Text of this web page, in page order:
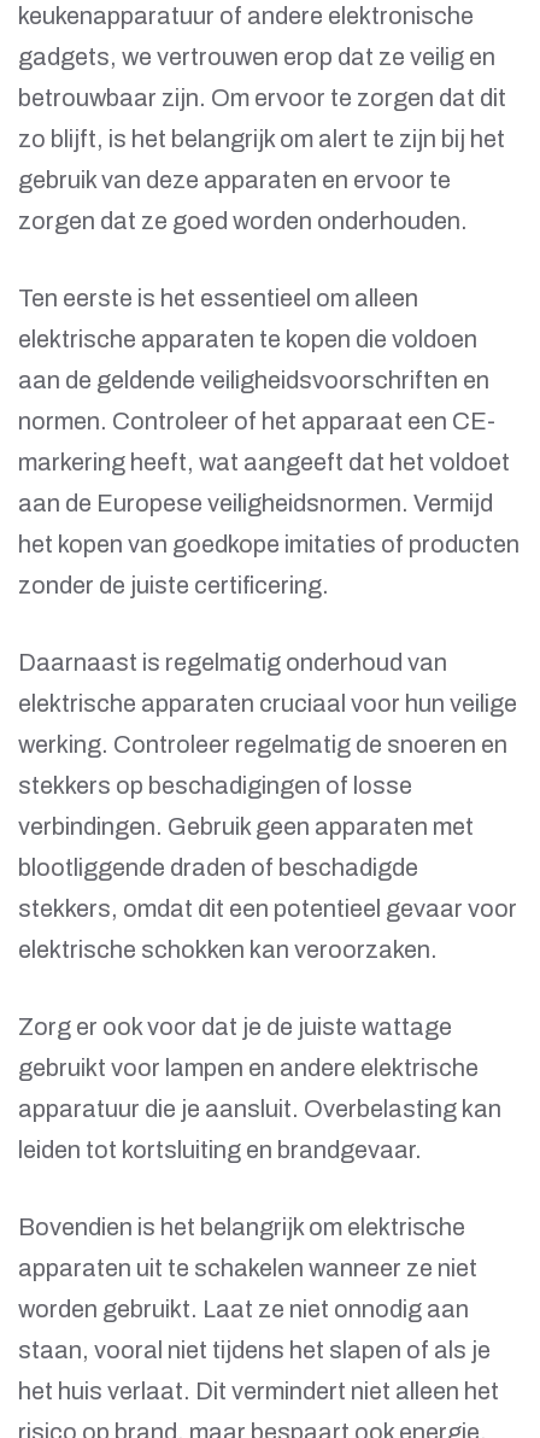
keukenapparatuur of andere elektronische
gadgets, we vertrouwen erop dat ze veilig en
betrouwbaar zijn. Om ervoor te zorgen dat dit
zo blijft, is het belangrijk om alert te zijn bij het
gebruik van deze apparaten en ervoor te
zorgen dat ze goed worden onderhouden.
Ten eerste is het essentieel om alleen
elektrische apparaten te kopen die voldoen
aan de geldende veiligheidsvoorschriften en
normen. Controleer of het apparaat een CE-
markering heeft, wat aangeeft dat het voldoet
aan de Europese veiligheidsnormen. Vermijd
het kopen van goedkope imitaties of producten
zonder de juiste certificering.
Daarnaast is regelmatig onderhoud van
elektrische apparaten cruciaal voor hun veilige
werking. Controleer regelmatig de snoeren en
stekkers op beschadigingen of losse
verbindingen. Gebruik geen apparaten met
blootliggende draden of beschadigde
stekkers, omdat dit een potentieel gevaar voor
elektrische schokken kan veroorzaken.
Zorg er ook voor dat je de juiste wattage
gebruikt voor lampen en andere elektrische
apparatuur die je aansluit. Overbelasting kan
leiden tot kortsluiting en brandgevaar.
Bovendien is het belangrijk om elektrische
apparaten uit te schakelen wanneer ze niet
worden gebruikt. Laat ze niet onnodig aan
staan, vooral niet tijdens het slapen of als je
het huis verlaat. Dit vermindert niet alleen het
risico op brand, maar bespaart ook energie.